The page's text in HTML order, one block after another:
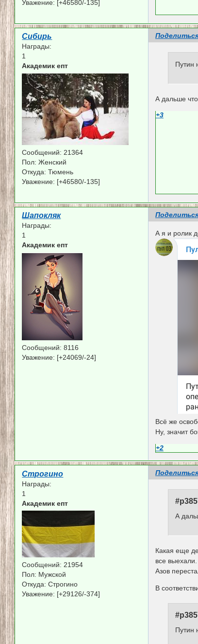
Уважение: [+46580/-135]
Сибирь
Награды:
1
Академик епт
Сообщений: 21364
Пол: Женский
Откуда: Тюмень
Уважение: [+46580/-135]
Путин
А дальше
+3
Шапокляк
Награды:
1
Академик епт
Сообщений: 8116
Уважение: [+24069/-24]
А я и ролик
Всё же
Ну, значит
+2
Строгино
Награды:
1
Академик епт
Сообщений: 21954
Пол: Мужской
Откуда: Строгино
Уважение: [+29126/-374]
А
Какая еще
все выехали.
Азов
В
Путин